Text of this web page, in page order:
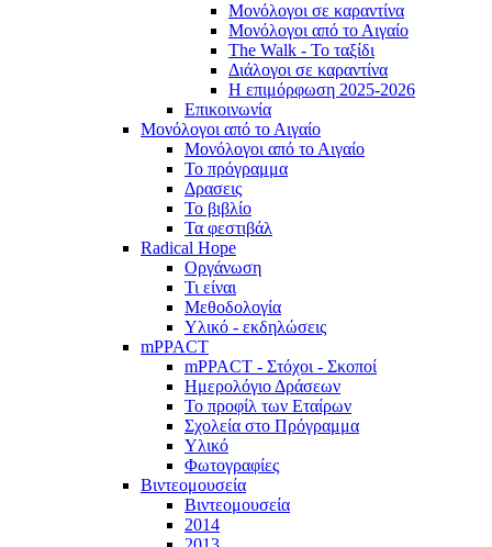
Μονόλογοι σε καραντίνα
Μονόλογοι από το Αιγαίο
The Walk - Το ταξίδι
Διάλογοι σε καραντίνα
Η επιμόρφωση 2025-2026
Επικοινωνία
Μονόλογοι από το Αιγαίο
Μονόλογοι από το Αιγαίο
Το πρόγραμμα
Δρασεις
Το βιβλίο
Τα φεστιβάλ
Radical Hope
Οργάνωση
Τι είναι
Μεθοδολογία
Υλικό - εκδηλώσεις
mPPACT
mPPACT - Στόχοι - Σκοποί
Ημερολόγιο Δράσεων
Το προφίλ των Εταίρων
Σχολεία στο Πρόγραμμα
Υλικό
Φωτογραφίες
Βιντεομουσεία
Βιντεομουσεία
2014